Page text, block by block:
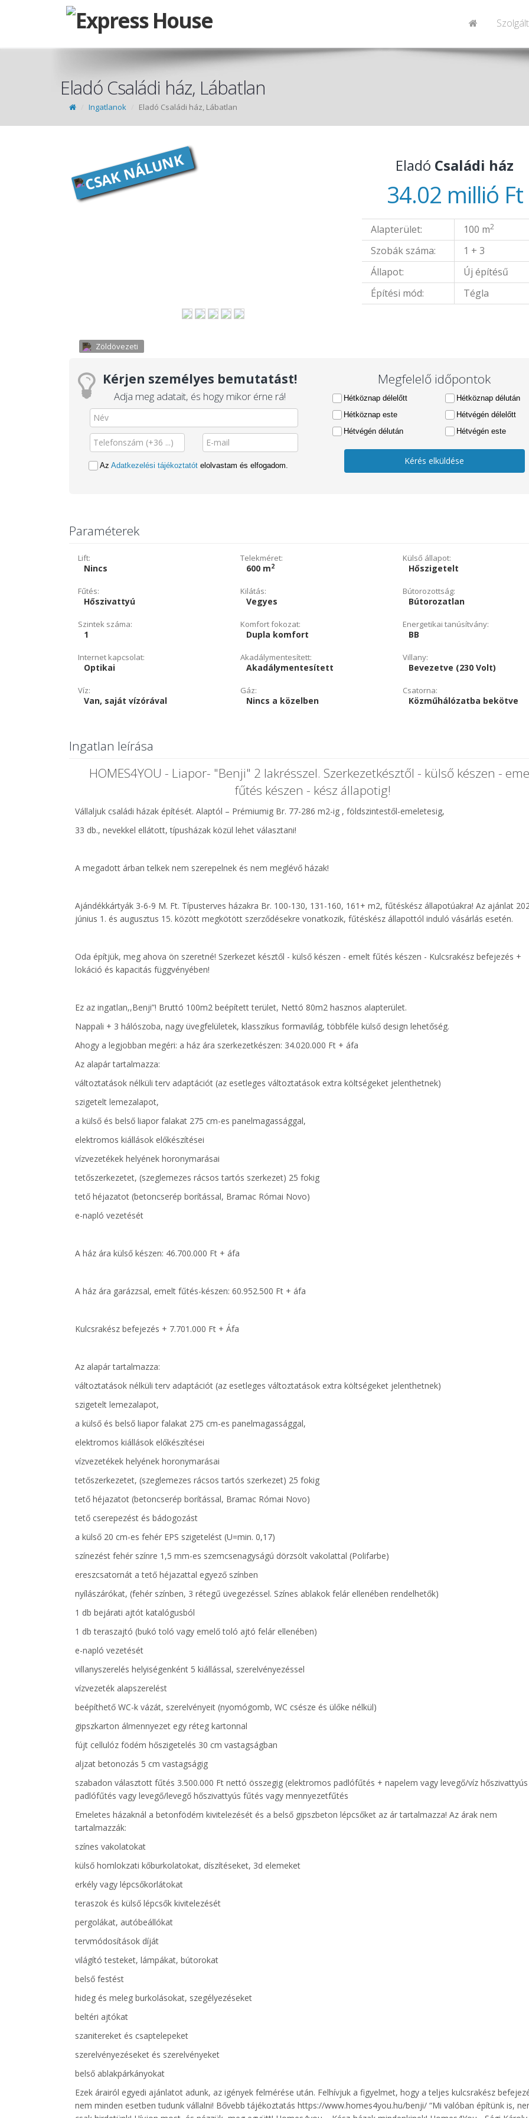
Eladó Családi ház, Lábatlan
Ingatlanok Eladó Családi ház, Lábatlan
CSAK NÁLUNK Eladó Családi ház
34.02 millió Ft
Alapterület: 100 m2
Szobák száma:
1 + 3
Állapot:
Új építésű
Építési mód:
Tégla
Zöldövezeti
Kérjen személyes bemutatást!
Adja meg adatait, és hogy mikor érne rá!
Az Adatkezelési tájékoztatót elolvastam és elfogadom.
Megfelelő időpontok
Hétköznap délelőtt
Hétköznap délután
Hétköznap este
Hétvégén délelőtt
Hétvégén délután
Hétvégén este
Kérés elküldése
Paraméterek
Lift:
Nincs
Telekméret:
600 m2
Külső állapot:
Hőszigetelt
Fűtés:
Hőszivattyú
Kilátás:
Vegyes
Bútorozottság:
Bútorozatlan
Szintek száma:
1
Komfort fokozat:
Dupla komfort
Energetikai tanúsítvány:
BB
Internet kapcsolat:
Optikai
Akadálymentesített:
Akadálymentesített
Villany:
Bevezetve (230 Volt)
Víz:
Van, saját vízórával
Gáz:
Nincs a közelben
Csatorna:
Közműhálózatba bekötve
Ingatlan leírása
HOMES4YOU - Liapor- "Benji" 2 lakrésszel. Szerkezetkésztől - külső készen -
fűtés készen - kész állapotig!
Vállaljuk családi házak építését. Alaptól – Prémiumig Br. 77-286 m2-ig , földszintestől-emeletesig,
33 db., nevekkel ellátott, típusházak közül lehet választani!
A megadott árban telkek nem szerepelnek és nem meglévő házak!
Ajándékkártyák 3-6-9 M. Ft. Típusterves házakra Br. 100-130, 131-160, 161+ m2, fűtéskész állapotúakra! Az ajánlat
június 1. és augusztus 15. között megkötött szerződésekre vonatkozik, fűtéskész állapottól induló vásárlás esetén.
Oda építjük, meg ahova ön szeretné! Szerkezet késztől - külső készen - emelt fűtés készen - Kulcsrakész befejezés +
lokáció és kapacitás függvényében!
Ez az ingatlan,,Benji”! Bruttó 100m2 beépített terület, Nettó 80m2 hasznos alapterület.
Nappali + 3 hálószoba, nagy üvegfelületek, klasszikus formavilág, többféle külső design lehetőség.
Ahogy a legjobban megéri: a ház ára szerkezetkészen: 34.020.000 Ft + áfa
Az alapár tartalmazza:
változtatások nélküli terv adaptációt (az esetleges változtatások extra költségeket jelenthetnek)
szigetelt lemezalapot,
a külső és belső liapor falakat 275 cm-es panelmagassággal,
elektromos kiállások előkészítései
vízvezetékek helyének horonymarásai
tetőszerkezetet, (szeglemezes rácsos tartós szerkezet) 25 fokig
tető héjazatot (betoncserép borítással, Bramac Római Novo)
e-napló vezetését
A ház ára külső készen: 46.700.000 Ft + áfa
A ház ára garázzsal, emelt fűtés-készen: 60.952.500 Ft + áfa
Kulcsrakész befejezés + 7.701.000 Ft + Áfa
Az alapár tartalmazza:
változtatások nélküli terv adaptációt (az esetleges változtatások extra költségeket jelenthetnek)
szigetelt lemezalapot,
a külső és belső liapor falakat 275 cm-es panelmagassággal,
elektromos kiállások előkészítései
vízvezetékek helyének horonymarásai
tetőszerkezetet, (szeglemezes rácsos tartós szerkezet) 25 fokig
tető héjazatot (betoncserép borítással, Bramac Római Novo)
tető cserepezést és bádogozást
a külső 20 cm-es fehér EPS szigetelést (U=min. 0,17)
színezést fehér színre 1,5 mm-es szemcsenagyságú dörzsölt vakolattal (Polifarbe)
ereszcsatornát a tető héjazattal egyező színben
nyílászárókat, (fehér színben, 3 rétegű üvegezéssel. Színes ablakok felár ellenében rendelhetők)
1 db bejárati ajtót katalógusból
1 db teraszajtó (bukó toló vagy emelő toló ajtó felár ellenében)
e-napló vezetését
villanyszerelés helyiségenként 5 kiállással, szerelvényezéssel
vízvezeték alapszerelést
beépíthető WC-k vázát, szerelvényeit (nyomógomb, WC csésze és ülőke nélkül)
gipszkarton álmennyezet egy réteg kartonnal
fújt cellulóz födém hőszigetelés 30 cm vastagságban
aljzat betonozás 5 cm vastagságig
szabadon választott fűtés 3.500.000 Ft nettó összegig (elektromos padlófűtés + napelem vagy levegő/víz hőszivattyús
padlófűtés vagy levegő/levegő hőszivattyús fűtés vagy mennyezetfűtés
Emeletes házaknál a betonfödém kivitelezését és a belső gipszbeton lépcsőket az ár tartalmazza! Az árak nem
tartalmazzák:
színes vakolatokat
külső homlokzati kőburkolatokat, díszítéseket, 3d elemeket
erkély vagy lépcsőkorlátokat
teraszok és külső lépcsők kivitelezését
pergolákat, autóbeállókat
tervmódosítások díját
világító testeket, lámpákat, bútorokat
belső festést
hideg és meleg burkolásokat, szegélyezéseket
beltéri ajtókat
szanitereket és csaptelepeket
szerelvényezéseket és szerelvényeket
belső ablakpárkányokat
Ezek árairól egyedi ajánlatot adunk, az igények felmérése után. Felhívjuk a figyelmet, hogy a teljes kulcsrakész
nem minden esetben tudunk vállalni! Bővebb tájékoztatás https://www.homes4you.hu/benji/ “Mi valóban építünk is,